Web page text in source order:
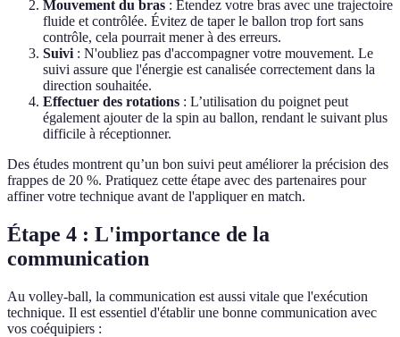
Mouvement du bras : Étendez votre bras avec une trajectoire
fluide et contrôlée. Évitez de taper le ballon trop fort sans
contrôle, cela pourrait mener à des erreurs.
Suivi : N'oubliez pas d'accompagner votre mouvement. Le
suivi assure que l'énergie est canalisée correctement dans la
direction souhaitée.
Effectuer des rotations : L’utilisation du poignet peut
également ajouter de la spin au ballon, rendant le suivant plus
difficile à réceptionner.
Des études montrent qu’un bon suivi peut améliorer la précision des
frappes de 20 %. Pratiquez cette étape avec des partenaires pour
affiner votre technique avant de l'appliquer en match.
Étape 4 : L'importance de la
communication
Au volley-ball, la communication est aussi vitale que l'exécution
technique. Il est essentiel d'établir une bonne communication avec
vos coéquipiers :